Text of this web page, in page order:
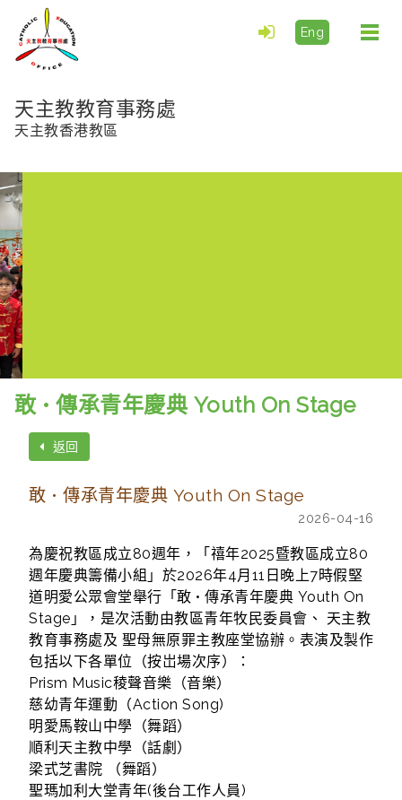
Eng
天主教教育事務處
天主教香港教區
敢 • 傳承青年慶典 Youth On Stage
返回
敢 • 傳承青年慶典 Youth On Stage
2026-04-16
為慶祝教區成立80週年，「禧年2025暨教區成立80
週年慶典籌備小組」於2026年4月11日晚上7時假堅
道明愛公眾會堂舉行「敢 • 傳承青年慶典 Youth On
Stage」，是次活動由教區青年牧民委員會、 天主教
教育事務處及 聖母無原罪主教座堂協辦。表演及製作
包括以下各單位（按岀場次序）：
Prism Music稜聲音樂（音樂）
慈幼青年運動（Action Song)
明愛馬鞍山中學（舞蹈）
順利天主教中學（話劇）
梁式芝書院 （舞蹈）
聖瑪加利大堂青年(後台工作人員)